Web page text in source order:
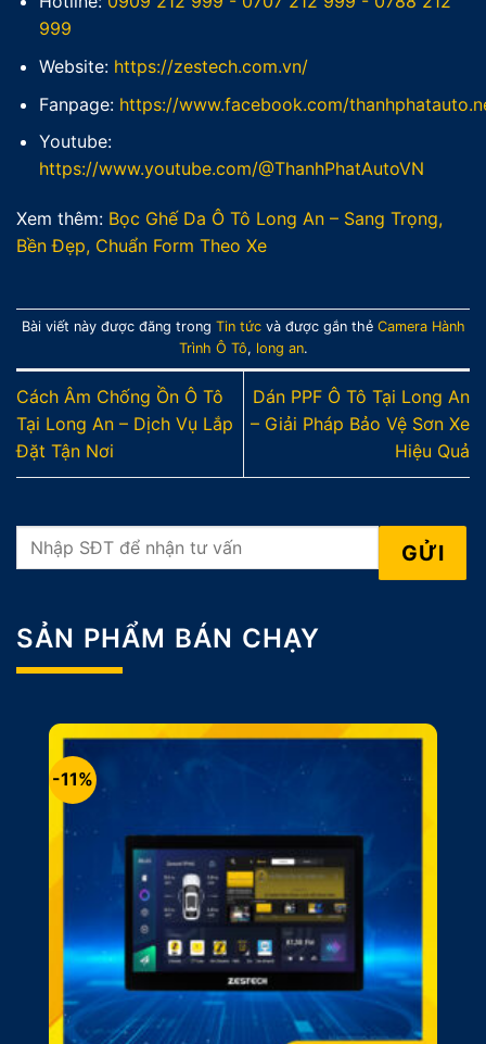
999
Website: https://zestech.com.vn/
Fanpage: https://www.facebook.com/
Youtube:
https://www.youtube.com/@ThanhPhatAutoVN
Xem thêm: Bọc Ghế Da Ô Tô Long An – Sang Trọng,
Bền Đẹp, Chuẩn Form Theo Xe
Bài viết này được đăng trong Tin tứcvà được gắn thẻ Camera Hành
Trình Ô Tô, long an.
Cách Âm Chống Ồn Ô Tô
Tại Long An – Dịch Vụ Lắp
Đặt Tận Nơi
Dán PPF Ô Tô Tại Long An
– Giải Pháp Bảo Vệ Sơn Xe
Hiệu Quả
SẢN PHẨM BÁN CHẠY
-11%